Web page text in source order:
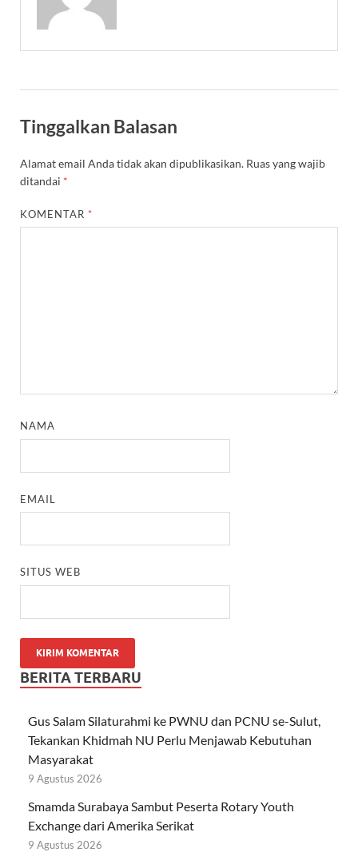
Tinggalkan Balasan
Alamat email Anda tidak akan dipublikasikan. Ruas yang wajib
ditandai *
KOMENTAR *
NAMA
EMAIL
SITUS WEB
BERITA TERBARU
Gus Salam Silaturahmi ke PWNU dan PCNU se-Sulut,
Tekankan Khidmah NU Perlu Menjawab Kebutuhan
Masyarakat
9 Agustus 2026
Smamda Surabaya Sambut Peserta Rotary Youth
Exchange dari Amerika Serikat
9 Agustus 2026